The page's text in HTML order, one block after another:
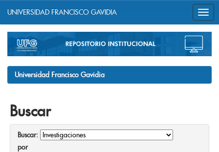
navigation
UNIVERSIDAD FRANCISCO GAVIDIA
Universidad Francisco Gavidia
Buscar
Buscar:
por